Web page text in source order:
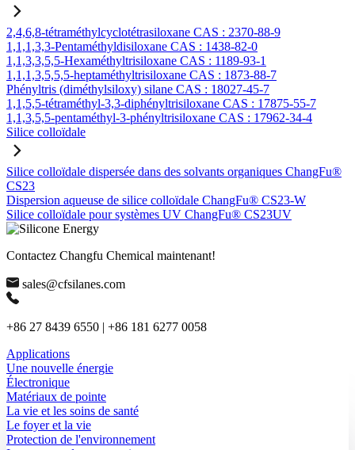
2,4,6,8-tétraméthylcyclotétrasiloxane CAS : 2370-88-9
1,1,1,3,3-Pentaméthyldisiloxane CAS : 1438-82-0
1,1,3,3,5,5-Hexaméthyltrisiloxane CAS : 1189-93-1
1,1,1,3,5,5,5-heptaméthyltrisiloxane CAS : 1873-88-7
Phényltris (diméthylsiloxy) silane CAS : 18027-45-7
1,1,5,5-tétraméthyl-3,3-diphényltrisiloxane CAS : 17875-55-7
1,1,3,5,5-pentaméthyl-3-phényltrisiloxane CAS : 17962-34-4
Silice colloïdale
Silice colloïdale dispersée dans des solvants organiques ChangFu®
CS23
Dispersion aqueuse de silice colloïdale ChangFu® CS23-W
Silice colloïdale pour systèmes UV ChangFu® CS23UV
Contactez Changfu Chemical maintenant!
sales@cfsilanes.com
+86 27 8439 6550 | +86 181 6277 0058
Applications
Une nouvelle énergie
Électronique
Matériaux de pointe
La vie et les soins de santé
Le foyer et la vie
Protection de l'environnement